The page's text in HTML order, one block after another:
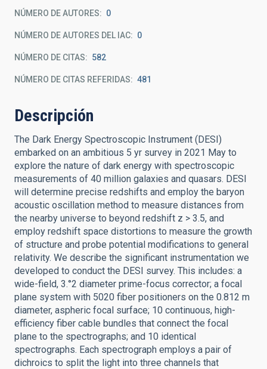
NÚMERO DE AUTORES 0
NÚMERO DE AUTORES DEL IAC 0
NÚMERO DE CITAS 582
NÚMERO DE CITAS REFERIDAS 481
Descripción
The Dark Energy Spectroscopic Instrument (DESI)
embarked on an ambitious 5 yr survey in 2021 May to
explore the nature of dark energy with spectroscopic
measurements of 40 million galaxies and quasars. DESI
will determine precise redshifts and employ the baryon
acoustic oscillation method to measure distances from
the nearby universe to beyond redshift z > 3.5, and
employ redshift space distortions to measure the growth
of structure and probe potential modifications to general
relativity. We describe the significant instrumentation we
developed to conduct the DESI survey. This includes: a
wide-field, 3.°2 diameter prime-focus corrector; a focal
plane system with 5020 fiber positioners on the 0.812 m
diameter, aspheric focal surface; 10 continuous, high-
efficiency fiber cable bundles that connect the focal
plane to the spectrographs; and 10 identical
spectrographs. Each spectrograph employs a pair of
dichroics to split the light into three channels that